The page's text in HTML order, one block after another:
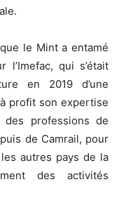
le Mint a entamé
qui s’était
en 2019 d’une
profit son expertise
des professions de
de Camrail, pour
autres pays de la
des activités